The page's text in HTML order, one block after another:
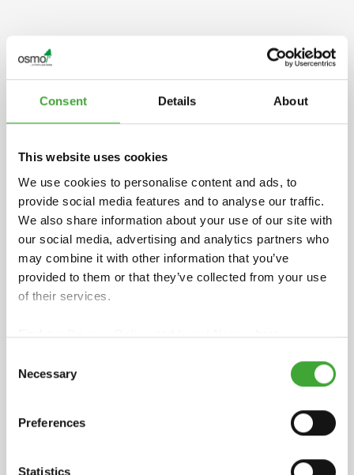
Consent Details About
This website uses cookies
We use cookies to personalise content and ads, to
provide social media features and to analyse our traffic.
We also share information about your use of our site with
our social media, advertising and analytics partners who
may combine it with other information that you’ve
provided to them or that they’ve collected from your use
of their services.
Find ourPrivacy PolicyandLegal Noticehere.
Selection
Necessary
Preferences
Statistics
BELTŐ TERÜLET